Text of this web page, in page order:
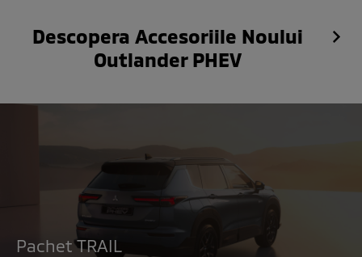
Descopera Accesoriile Noului
Outlander PHEV
Pachet TRAIL